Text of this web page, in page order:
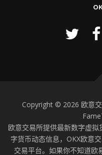
Copyright © 2026 欧意
欧意交易所提供最新数字虚
字货币动态信息，OKX欧意
交易平台。如果你不知道欧